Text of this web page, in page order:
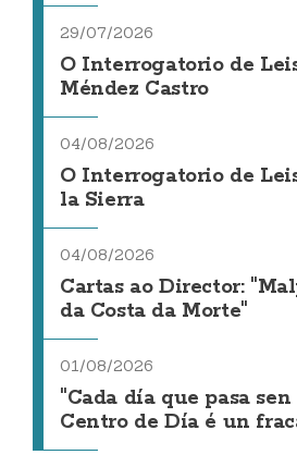
29/07/2026
O Interrogatorio de
Méndez Castro
04/08/2026
O Interrogatorio de Leis
la Sierra
04/08/2026
Cartas ao Director:
da Costa da Morte"
01/08/2026
"Cada día que pasa
Centro de Día é un